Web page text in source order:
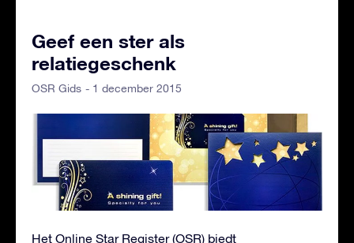
Geef een ster als
relatiegeschenk
OSR Gids - 1 december 2015
Het Online Star Register (OSR) biedt